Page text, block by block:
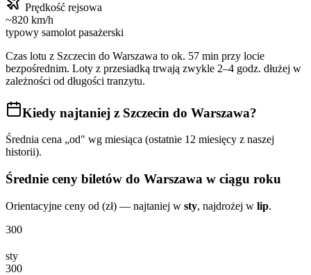
Prędkość rejsowa
~820 km/h
typowy samolot pasażerski
Czas lotu z Szczecin do Warszawa to ok. 57 min przy locie
bezpośrednim. Loty z przesiadką trwają zwykle 2–4 godz. dłużej w
zależności od długości tranzytu.
Kiedy najtaniej z Szczecin do Warszawa?
Średnia cena „od" wg miesiąca (ostatnie 12 miesięcy z naszej
historii).
Średnie ceny biletów do Warszawa w ciągu roku
Orientacyjne ceny od (zł) — najtaniej w sty, najdrożej w lip.
300
sty
300